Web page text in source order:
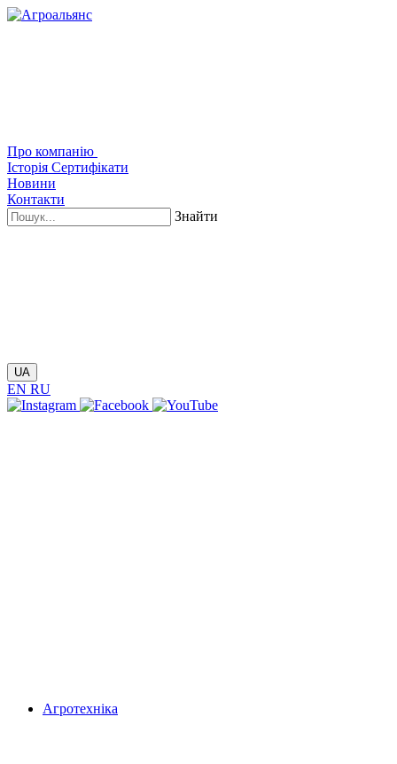
Про компанію
Історія Сертифікати
Новини
Контакти
Знайти
UA
EN RU
Агротехніка